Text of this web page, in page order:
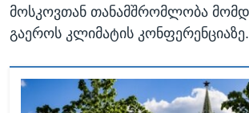
მოსკოვთან თანამშრომლობა
გაეროს კლიმატის კონფერენციაზე.